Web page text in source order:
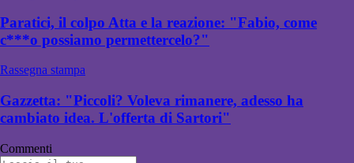
Paratici, il colpo Atta e la reazione: "Fabio, come
c***o possiamo permettercelo?"
Rassegna stampa
Gazzetta: "Piccoli? Voleva rimanere, adesso ha
cambiato idea. L'offerta di Sartori"
Commenti